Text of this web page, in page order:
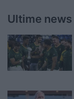
Ultime news